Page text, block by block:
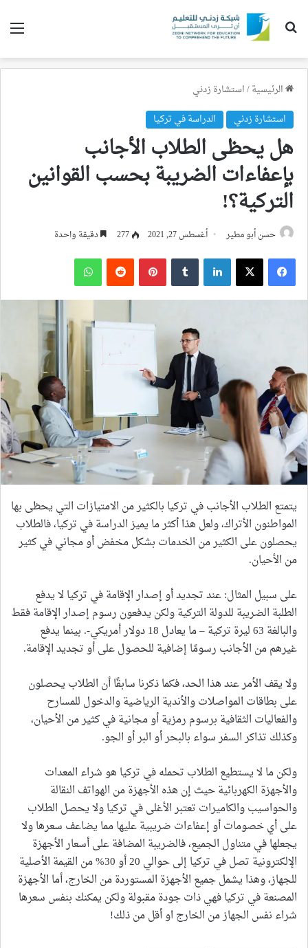
بحث عن
الرئيسية/استشارة زدني
استشارة زدني
الدراسة في تركيا
هل يحظى الطلاب الأجانب
بإعفاءات الضريبة بحسب القوانين
التركية؟!
حسن أبو مطير أغسطس 27, 2021 277 دقيقة واحدة
فيسبوك ‫X لينكدإن بينتيريست واتساب
يتمتع الطلاب الأجانب في تركيا بالكثير من الامتيازات التي يحظى بها
المواطنون الأتراك، ولعل هذا أكثر ما يميز الدراسة في تركيا، فالطلاب
يحصلون على الكثير من الخدمات بشكل مخفض أو مجاني في كثير
من الأحيان.
على سبيل المثال: عند تجديد أو إصدار الإقامة في تركيا لا يدفع
الطلبة الضريبة للدولة التركية ولكن يدفعون رسوم إصدار الإقامة فقط
والبالغة 63 ليرة تركية – ما يعادل 18 دولار أمريكي-. بينما يدفع
غيرهم من الأجانب رسومًا إضافية للحصول على أو تجديد الإقامة.
ولا يقف الأمر عند هذا الحد، فكما ذكرنا سابقًا أن الطلاب يحصلون
على بطاقات المواصلات والأندية الرياضية والدخول للمسارح
والفعاليات الثقافية برسوم رمزية أو مجانية في كثير من الأحيان،
وكذلك تذاكر السفر سواء بالبحر أو البر أو الجو.
ولكن ما لا يستطيع الطلاب تحمله في تركيا هو شراء المعدات
والأجهزة الكهربائية حيث إن هذه الأجهزة من الهواتف النقالة
والحواسيب والكاميرات تعتبر الأغلى في تركيا ولا يحصل الطلاب
على أي خصومات أو إعفاءات ضريبية عليها مما يضاعف سعرها ولا
يجعلها في متناول الجميع، فالضريبة المضافة على أسعار الأجهزة
الإلكترونية تصل في تركيا إلى حوالي 20 أو 30% من القيمة الأصلية
للجهاز، وهذا يشمل جميع الأجهزة المستوردة من الخارج، أما الأجهزة
المصنعة في تركيا فهي ذات جودة مقبولة ولكن يمكنك بنفس سعرها
شراء نفس الجهاز من الخارج او أقل من ذلك!